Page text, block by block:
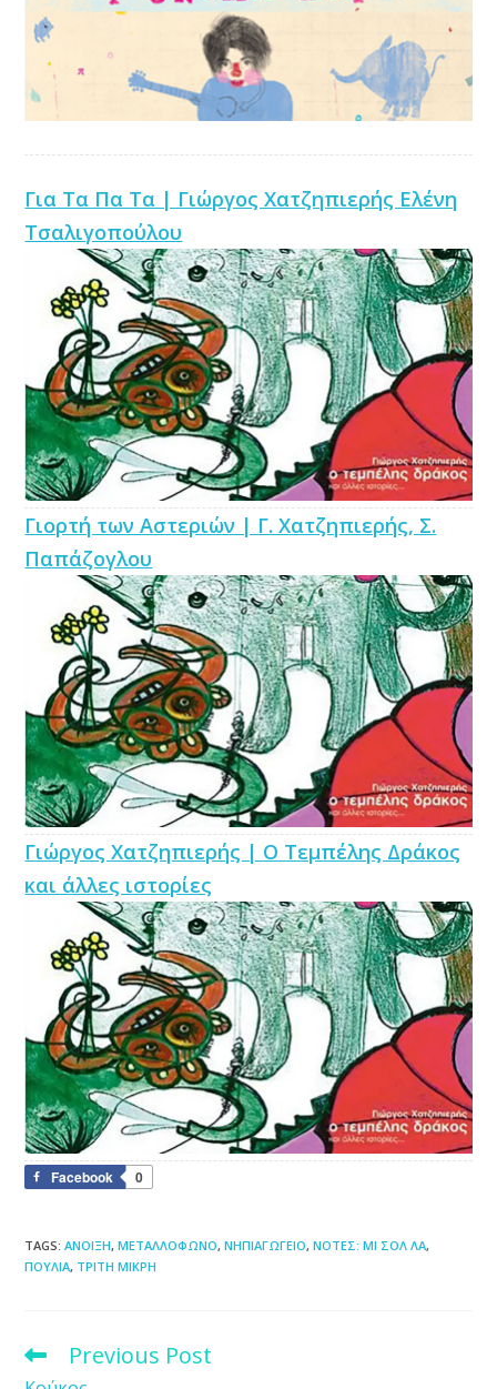
Για Τα Πα Τα | Γιώργος Χατζηπιερής Ελένη
Τσαλιγοπούλου
Γιορτή των Αστεριών | Γ. Χατζηπιερής, Σ.
Παπάζογλου
Γιώργος Χατζηπιερής | Ο Τεμπέλης Δράκος
και άλλες ιστορίες
Facebook 0
TAGS:ΑΝΟΙΞΗ, ΜΕΤΑΛΛΟΦΩΝΟ, ΝΗΠΙΑΓΩΓΕΙΟ, ΝΟΤΕΣ: ΜΙ ΣΟΛ ΛΑ,
ΠΟΥΛΙΑ, ΤΡΙΤΗ ΜΙΚΡΗ
Read
more
Previous Post